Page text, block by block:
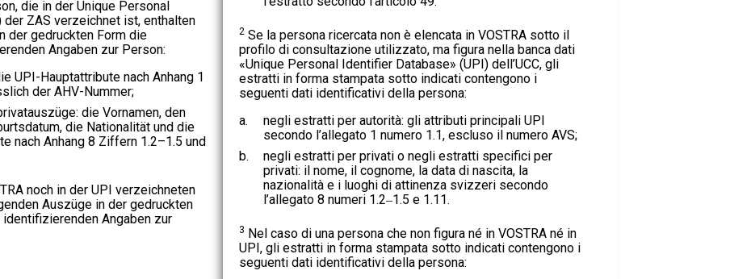
die in der Unique Personal
ZAS verzeichnet ist, enthalten
der gedruckten Form die
Angaben zur Person:
UPI-Hauptattribute nach Anhang 1
der AHV-Nummer;
die Vornamen, den
die Nationalität und die
nach Anhang 8 Ziffern 1.2–1.5 und
noch in der UPI verzeichneten
Auszüge in der gedruckten
Angaben zur
2Se la persona ricercata non è elencata in VOSTRA sotto il
profilo di consultazione utilizzato, ma figura nella banca dati
«Unique Personal Identifier Database» (UPI) dell’UCC, gli
estratti in forma stampata sotto indicati contengono i
seguenti dati identificativi della persona:
a.
negli estratti per autorità: gli attributi principali UPI
secondo l’allegato 1 numero 1.1, escluso il numero AVS;
b.
negli estratti per privati o negli estratti specifici per
privati: il nome, il cognome, la data di nascita, la
nazionalità e i luoghi di attinenza svizzeri secondo
l’allegato 8 numeri 1.2‒1.5 e 1.11.
3 Nel caso di una persona che non figura né in VOSTRA né in
UPI, gli estratti in forma stampata sotto indicati contengono i
seguenti dati identificativi della persona: